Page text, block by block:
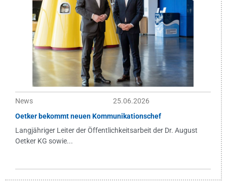
News
25.06.2026
Oetker bekommt neuen Kommunikationschef
Langjähriger Leiter der Öffentlichkeitsarbeit der Dr. August
Oetker KG sowie...